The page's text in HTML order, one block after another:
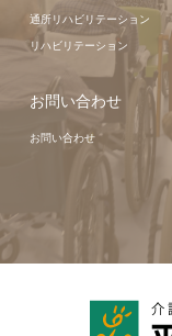
通所リハビリテーション
リハビリテーション
お問い合わせ
お問い合わせ